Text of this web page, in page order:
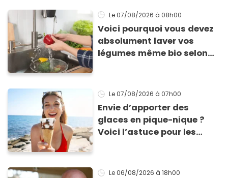
Le 07/08/2026 à 08h00
Voici pourquoi vous devez
absolument laver vos
légumes même bio selon
Le 07/08/2026 à 07h00
Envie d’apporter des
glaces en pique-nique ?
Voici l’astuce pour les
ne fondent !
Le 06/08/2026 à 18h00